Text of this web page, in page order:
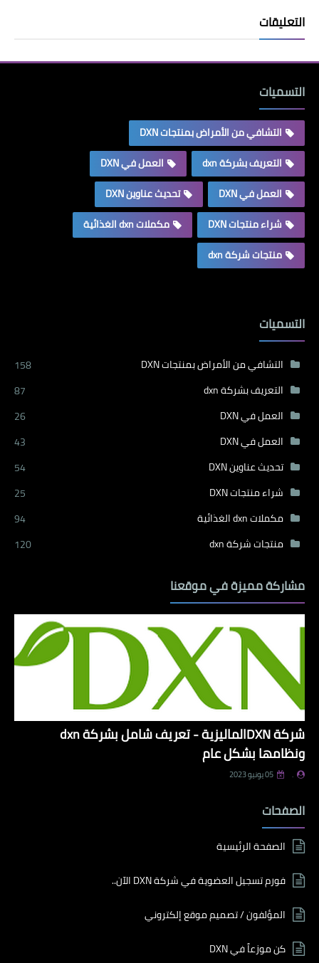
التعليقات
التسميات
التشافي من الأمراض بمنتجات DXN
التعريف بشركة dxn
العمل في DXN
العمل في DXN
تحديث عناوين DXN
شراء منتجات DXN
مكملات dxn الغذائية
منتجات شركة dxn
التسميات
التشافي من الأمراض بمنتجات DXN
158
التعريف بشركة dxn
87
العمل في DXN
26
العمل في DXN
43
تحديث عناوين DXN
54
شراء منتجات DXN
25
مكملات dxn الغذائية
94
منتجات شركة dxn
120
مشاركة مميزة في موقعنا
شركة DXNالماليزية - تعريف شامل بشركة dxn
ونظامها بشكل عام
. 05 يونيو 2023
الصفحات
الصفحة الرئيسية
فورم تسجيل العضوية في شركة DXN الآن..
المؤلفون / تصميم موقع إلكتروني
كن موزعاً في DXN